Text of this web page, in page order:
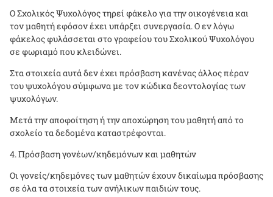
Ο Σχολικός Ψυχολόγος τηρεί φάκελο για την οικογένεια και
τον μαθητή εφόσον έχει υπάρξει συνεργασία. Ο εν λόγω
φάκελος φυλάσσεται στο γραφείου του Σχολικού Ψυχολόγου
σε φωριαμό που κλειδώνει.
Στα στοιχεία αυτά δεν έχει πρόσβαση κανένας άλλος πέραν
του ψυχολόγου σύμφωνα με τον κώδικα δεοντολογίας των
ψυχολόγων.
Μετά την αποφοίτηση ή την αποχώρηση του μαθητή από το
σχολείο τα δεδομένα καταστρέφονται.
Πρόσβαση γονέων/κηδεμόνων και μαθητών
Οι γονείς/κηδεμόνες των μαθητών έχουν δικαίωμα πρόσβασης
σε όλα τα στοιχεία των ανήλικων παιδιών τους.